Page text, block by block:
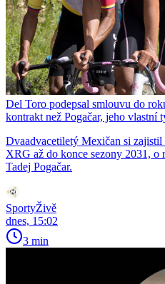
Del Toro podepsal smlouvu do
kontrakt než Pogačar, jeho vlastní
Dvaadvacetiletý Mexičan si
XRG až do konce sezony 2031, o
Tadej Pogačar.
SportyŽivě
dnes, 15:02
3 min